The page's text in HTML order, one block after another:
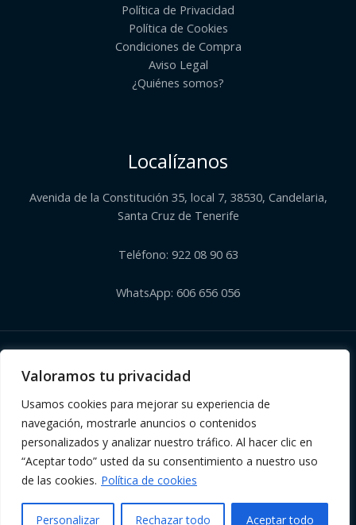
Valoramos tu privacidad
Usamos cookies para mejorar su experiencia de
navegación, mostrarle anuncios o contenidos
personalizados y analizar nuestro tráfico. Al hacer clic en
“Aceptar todo” usted da su consentimiento a nuestro uso
de las cookies. Política de cookies
Personalizar Rechazar todo Aceptar todo
Política de Privacidad
Política de Cookies
Condiciones de Compra
Aviso Legal
¿Quiénes somos?​
Localízanos
Avenida de la Constitución 35, local 7, 38530, Candelaria,
Santa Cruz de Tenerife
Teléfono: 922 08 90 63
WhatsApp: 606 656 056